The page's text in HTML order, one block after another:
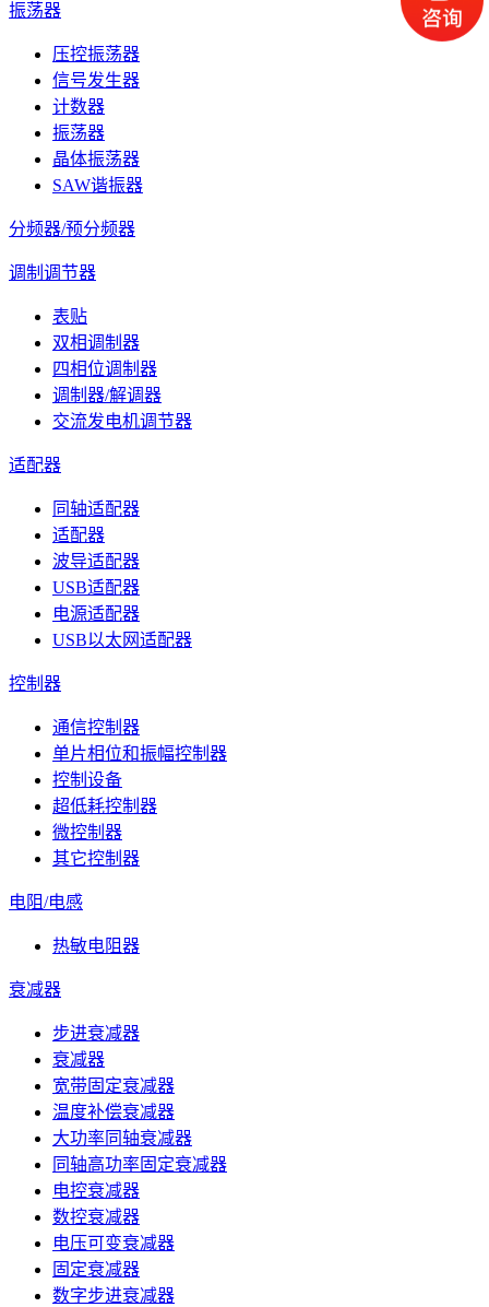
振荡器
压控振荡器
信号发生器
计数器
振荡器
晶体振荡器
SAW谐振器
分频器/预分频器
调制调节器
表贴
双相调制器
四相位调制器
调制器/解调器
交流发电机调节器
适配器
同轴适配器
适配器
波导适配器
USB适配器
电源适配器
USB以太网适配器
控制器
通信控制器
单片相位和振幅控制器
控制设备
超低耗控制器
微控制器
其它控制器
电阻/电感
热敏电阻器
衰减器
步进衰减器
衰减器
宽带固定衰减器
温度补偿衰减器
大功率同轴衰减器
同轴高功率固定衰减器
电控衰减器
数控衰减器
电压可变衰减器
固定衰减器
数字步进衰减器